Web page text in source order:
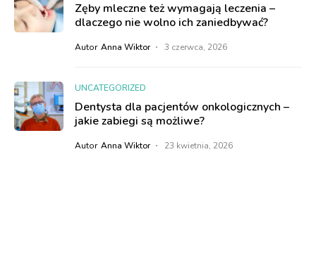
Zęby mleczne też wymagają leczenia –
dlaczego nie wolno ich zaniedbywać?
Autor Anna Wiktor 3 czerwca, 2026
UNCATEGORIZED
Dentysta dla pacjentów onkologicznych –
jakie zabiegi są możliwe?
Autor Anna Wiktor 23 kwietnia, 2026